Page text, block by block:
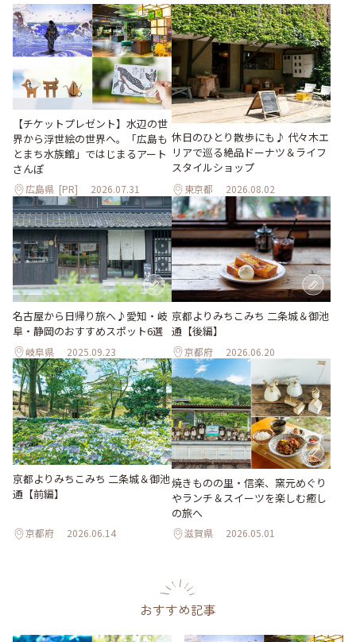
【チケットプレゼント】水辺の世
界から浮世絵の世界へ。「広島も
とまち水族館」ではじまるアート
さんぽ
広島県 [PR] 2026.07.31
休日のひとり散歩にも♪ 代々木エ
リアで巡る絶品ドーナツ＆ライフ
スタイルショップ
東京都 2026.08.02
名古屋から日帰り旅へ♪愛知・岐
阜・静岡のおすすめスポット6選
岐阜県 2025.09.23
京都よりみちこみち 二条城＆御池
通【後編】
京都府 2026.06.20
京都よりみちこみち 二条城＆御池
通【前編】
京都府 2026.06.14
焼きものの里・信楽、窯元めぐり
やランチ＆スイーツを楽しむ癒し
の旅へ
滋賀県 2026.05.01
おすすめ記事